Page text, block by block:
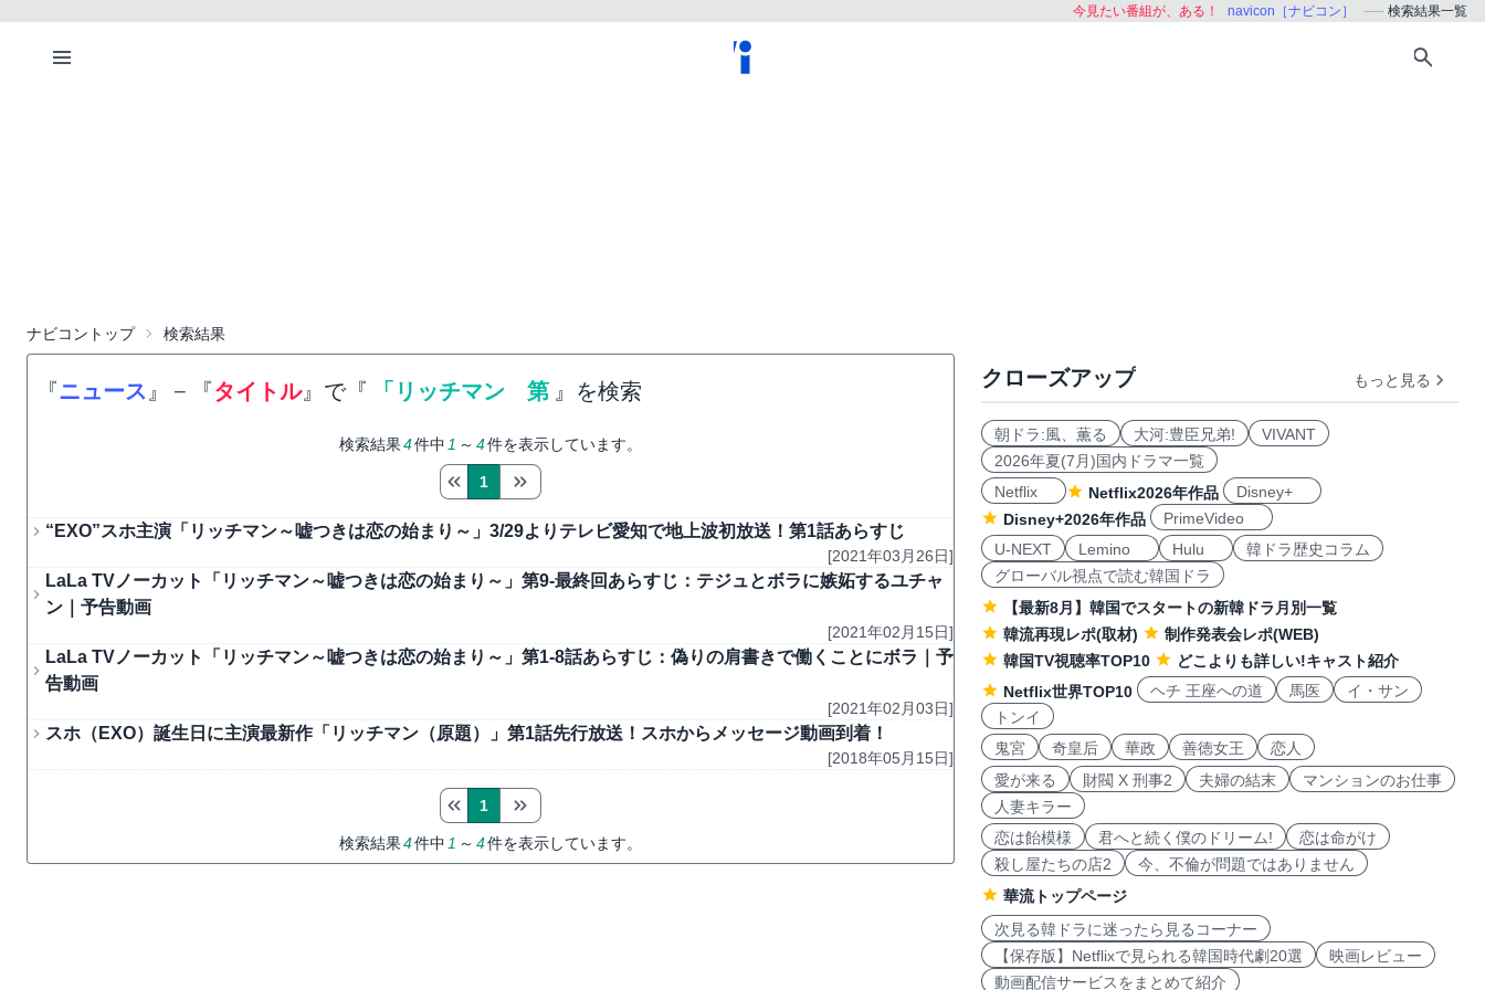
今見たい番組が、ある！ navicon［ナビコン］ 検索結果一覧
ナビコントップ 検索結果
『ニュース 』 − 『タイトル』で『 「リッチマン 第 』を検索
検索結果4件中 1 ～ 4件を表示しています。
1
“EXO”スホ主演「リッチマン～嘘つきは恋の始まり～」3/29よりテレビ愛知で地上波初放送！第1話あらすじ
[2021年03月26日]
LaLa TVノーカット「リッチマン～嘘つきは恋の始まり～」第9-最終回あらすじ：テジュとボラに嫉妬するユチャ
ン｜予告動画
[2021年02月15日]
LaLa TVノーカット「リッチマン～嘘つきは恋の始まり～」第1-8話あらすじ：偽りの肩書きで働くことにボラ｜予
告動画
[2021年02月03日]
スホ（EXO）誕生日に主演最新作「リッチマン（原題）」第1話先行放送！スホからメッセージ動画到着！
[2018年05月15日]
検索結果4件中 1 ～ 4件を表示しています。
1
クローズアップ もっと見る
朝ドラ:風、薫る 大河:豊臣兄弟!
VIVANT
2026年夏(7月)国内ドラマ一覧
Netflix
Netflix2026年作品
Disney+
Disney+2026年作品
PrimeVideo
U-NEXT
Lemino Hulu
韓ドラ歴史コラム
グローバル視点で読む韓国ドラ
【最新8月】韓国でスタートの新韓ドラ月別一覧
韓流再現レポ(取材)
制作発表会レポ(WEB)
韓国TV視聴率TOP10
どこよりも詳しい!キャスト紹介
Netflix世界TOP10
ヘチ 王座への道 馬医
イ・サン
トンイ
鬼宮
奇皇后 華政 善徳女王
恋人
愛が来る
財閥 X 刑事2 夫婦の結末
マンションのお仕事
人妻キラー
恋は飴模様
君へと続く僕のドリーム!
恋は命がけ
殺し屋たちの店2
今、不倫が問題ではありません
華流トップページ
次見る韓ドラに迷ったら見るコーナー
【保存版】Netflixで見られる韓国時代劇20選
映画レビュー
動画配信サービスをまとめて紹介